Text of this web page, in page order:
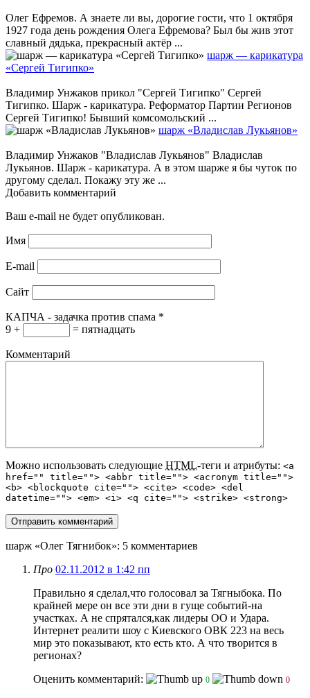
Олег Ефремов. А знаете ли вы, дорогие гости, что 1 октября
1927 года день рождения Олега Ефремова? Был бы жив этот
славный дядька, прекрасный актёр ...
шарж — карикатура
«Сергей Тигипко»
Владимир Унжаков прикол "Сергей Тигипко" Сергей
Тигипко. Шарж - карикатура. Реформатор Партии Регионов
Сергей Тигипко! Бывший комсомольский ...
шарж «Владислав Лукьянов»
Владимир Унжаков "Владислав Лукьянов" Владислав
Лукьянов. Шарж - карикатура. А в этом шарже я бы чуток по
другому сделал. Покажу эту же ...
Добавить комментарий
Ваш e-mail не будет опубликован.
Имя
E-mail
Сайт
КАПЧА - задачка против спама *
9 +
= пятнадцать
Комментарий
Можно использовать следующие HTML-теги и атрибуты: <a
href="" title=""> <abbr title=""> <acronym title="">
<b> <blockquote cite=""> <cite> <code> <del
datetime=""> <em> <i> <q cite=""> <strike> <strong>
шарж «Олег Тягнибок»: 5 комментариев
Про 02.11.2012 в 1:42 пп
Правильно я сделал,что голосовал за Тягныбока. По
крайней мере он все эти дни в гуще событий-на
участках. А не спрятался,как лидеры ОО и Удара.
Интернет реалити шоу с Киевского ОВК 223 на весь
мир это показывают, кто есть кто. А что творится в
регионах?
Оценить комментарий:
0 0